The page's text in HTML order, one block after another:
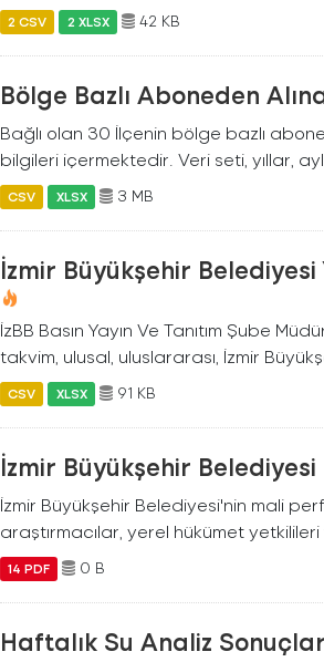
2 CSV 2 XLSX 42 KB
Bölge Bazlı Aboneden
Bağlı olan 30 İlçenin bölge bazlı
bilgileri içermektedir. Veri seti, yıllar,
CSV XLSX 3 MB
İzmir Büyükşehir
İzBB Basın Yayın Ve Tanıtım Şube
takvim, ulusal, uluslararası, İzmir
CSV XLSX 91 KB
İzmir Büyükşehir Belediyesi
İzmir Büyükşehir Belediyesi'nin mali
araştırmacılar, yerel hükümet
14 PDF 0 B
Haftalık Su Analiz